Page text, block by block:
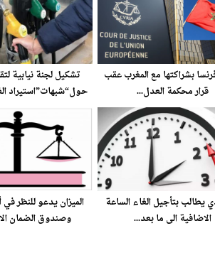
بشراكتها مع المغرب عقب
قرار محكمة العدل...
تشكيل لجنة نيابية
حول“شبهات”استيراد
يطالب بتأجيل الغاء الساعة
الاضافية الى ما بعد...
الميزان يدعو للنظر في
وصندوق الضمان